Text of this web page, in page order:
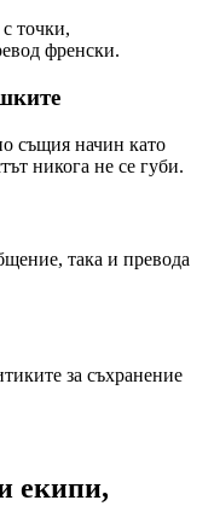
точки,
френски.
същия начин като
никога не се губи.
така и превода
за съхранение
екипи,